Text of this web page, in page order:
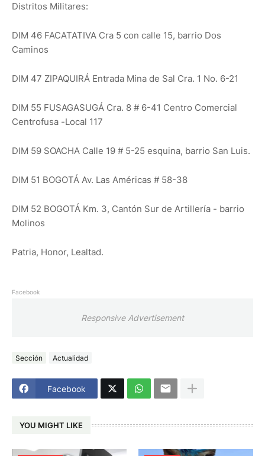
Distritos Militares:
DIM 46 FACATATIVA Cra 5 con calle 15, barrio Dos
Caminos
DIM 47 ZIPAQUIRÁ Entrada Mina de Sal Cra. 1 No. 6-21
DIM 55 FUSAGASUGÁ Cra. 8 # 6-41 Centro Comercial
Centrofusa -Local 117
DIM 59 SOACHA Calle 19 # 5-25 esquina, barrio San Luis.
DIM 51 BOGOTÁ Av. Las Américas # 58-38
DIM 52 BOGOTÁ Km. 3, Cantón Sur de Artillería - barrio
Molinos
Patria, Honor, Lealtad.
Facebook
Responsive Advertisement
Sección Actualidad
Facebook
YOU MIGHT LIKE